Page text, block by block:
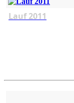
Lauf 2011